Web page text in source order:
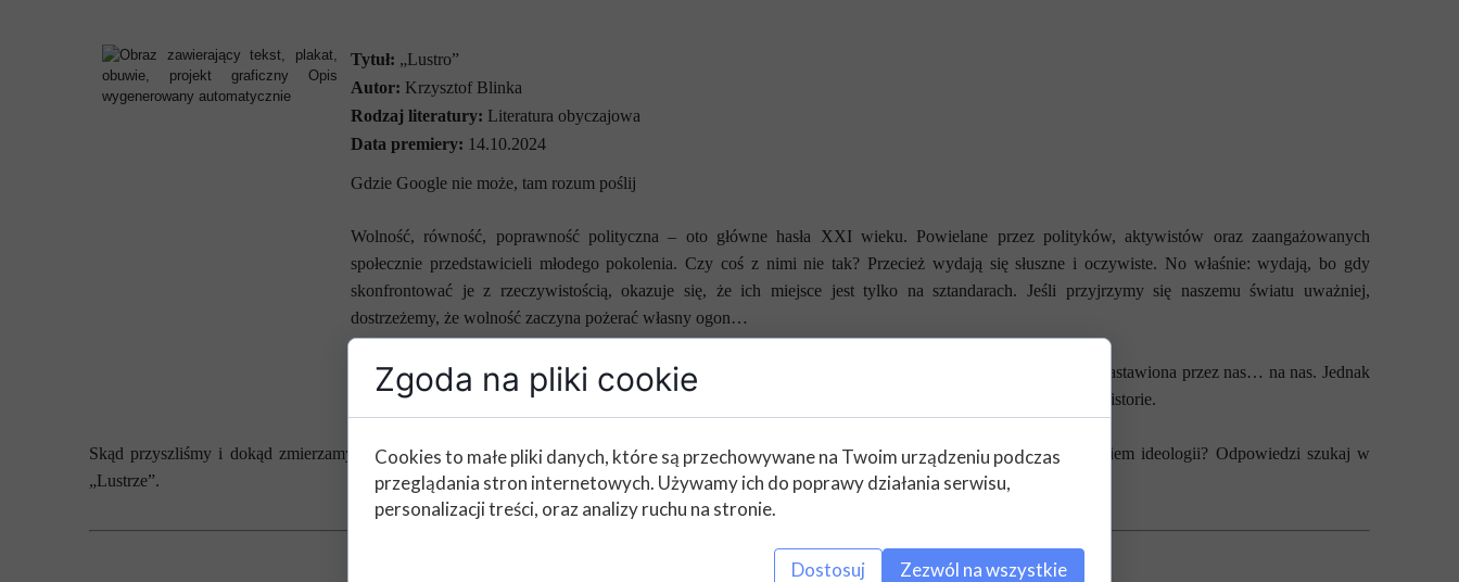
Tytuł: „Lustro”
Autor: Krzysztof Blinka
Rodzaj literatury: Literatura obyczajowa
Data premiery: 14.10.2024
Gdzie Google nie może, tam rozum poślij
Wolność, równość, poprawność polityczna – oto główne hasła XXI wieku. Powielane przez polityków, aktywistów oraz zaangażowanych
społecznie przedstawicieli młodego pokolenia. Czy coś z nimi nie tak? Przecież wydają się słuszne i oczywiste. No właśnie: wydają, bo gdy
skonfrontować je z rzeczywistością, okazuje się, że ich miejsce jest tylko na sztandarach. Jeśli przyjrzymy się naszemu światu uważniej,
dostrzeżemy, że wolność zaczyna pożerać własny ogon…
Autor „Lustra” w błyskotliwy sposób analizuje absurdy współczesnej mentalności, które są niczym pułapka zastawiona przez nas… na nas. Jednak
aby ją dostrzec, trzeba znaleźć odpowiednią perspektywę – właśnie w tym pomagają zebrane w tej publikacji historie.
Skąd przyszliśmy i dokąd zmierzamy, kim byłeś wczoraj, a kim będziesz jutro? Czy na pewno jesteś jeszcze sobą… czy może już tylko zlepkiem ideologii? Odpowiedzi szukaj w
„Lustrze”.
Zgoda na pliki cookie
Cookies to małe pliki danych, które są przechowywane na Twoim urządzeniu podczas
przeglądania stron internetowych. Używamy ich do poprawy działania serwisu,
personalizacji treści, oraz analizy ruchu na stronie.
Dostosuj Zezwól na wszystkie